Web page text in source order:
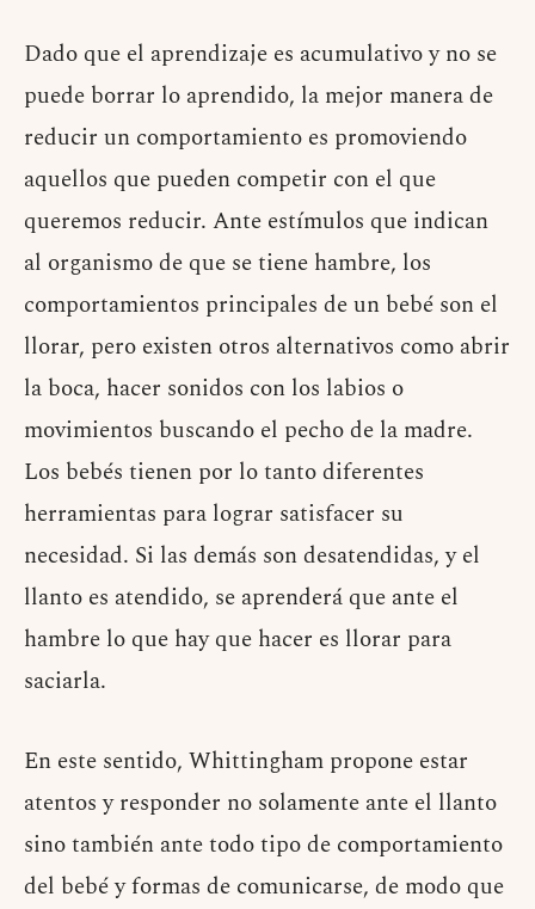
Dado que el aprendizaje es acumulativo y no se
puede borrar lo aprendido, la mejor manera de
reducir un comportamiento es promoviendo
aquellos que pueden competir con el que
queremos reducir. Ante estímulos que indican
al organismo de que se tiene hambre, los
comportamientos principales de un bebé son el
llorar, pero existen otros alternativos como abrir
la boca, hacer sonidos con los labios o
movimientos buscando el pecho de la madre.
Los bebés tienen por lo tanto diferentes
herramientas para lograr satisfacer su
necesidad. Si las demás son desatendidas, y el
llanto es atendido, se aprenderá que ante el
hambre lo que hay que hacer es llorar para
saciarla.
En este sentido, Whittingham propone estar
atentos y responder no solamente ante el llanto
sino también ante todo tipo de comportamiento
del bebé y formas de comunicarse, de modo que